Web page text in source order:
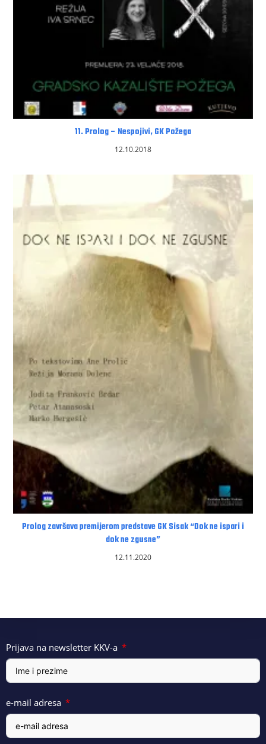
11. Prolog – Nespojivi, GK Požega
12.10.2018
Prolog završava premijerom predstave GK Sisak “Dok ne ispari i
dok ne zgusne”
12.11.2020
Prijava na newsletter KKV-a
e-mail adresa